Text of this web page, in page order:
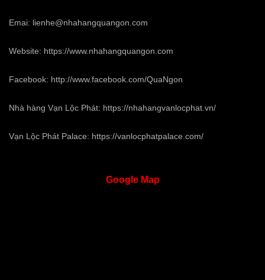
Emai: lienhe@nhahangquangon.com
Website: https://www.nhahangquangon.com
Facebook: http://www.facebook.com/QuaNgon
Nhà hàng Vạn Lộc Phát: https://nhahangvanlocphat.vn/
Vạn Lộc Phát Palace: https://vanlocphatpalace.com/
GoogleMap